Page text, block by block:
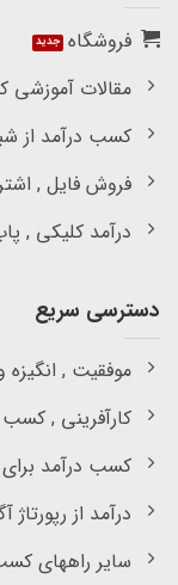
فروشگاه
مقالات آموزشی
کسب درآمد از
فروش فایل ,
درآمد کلیکی ,
دسترسی سریع
موفقیت ,
کارآفرینی , کسب
کسب درآمد برای
درآمد از
سایر راههای